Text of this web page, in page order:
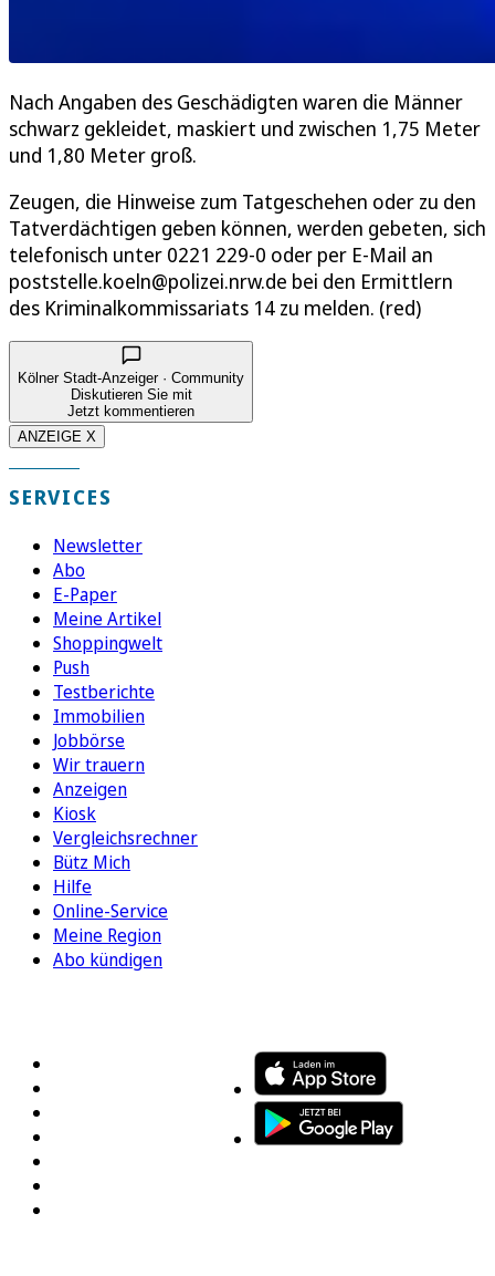
Nach Angaben des Geschädigten waren die Männer
schwarz gekleidet, maskiert und zwischen 1,75 Meter
und 1,80 Meter groß.
Zeugen, die Hinweise zum Tatgeschehen oder zu den
Tatverdächtigen geben können, werden gebeten, sich
telefonisch unter 0221 229-0 oder per E-Mail an
poststelle.koeln@polizei.nrw.de bei den Ermittlern
des Kriminalkommissariats 14 zu melden. (red)
Kölner Stadt-Anzeiger · Community
Diskutieren Sie mit
Jetzt kommentieren
ANZEIGE X
SERVICES
Newsletter
Abo
E-Paper
Meine Artikel
Shoppingwelt
Push
Testberichte
Immobilien
Jobbörse
Wir trauern
Anzeigen
Kiosk
Vergleichsrechner
Bütz Mich
Hilfe
Online-Service
Meine Region
Abo kündigen